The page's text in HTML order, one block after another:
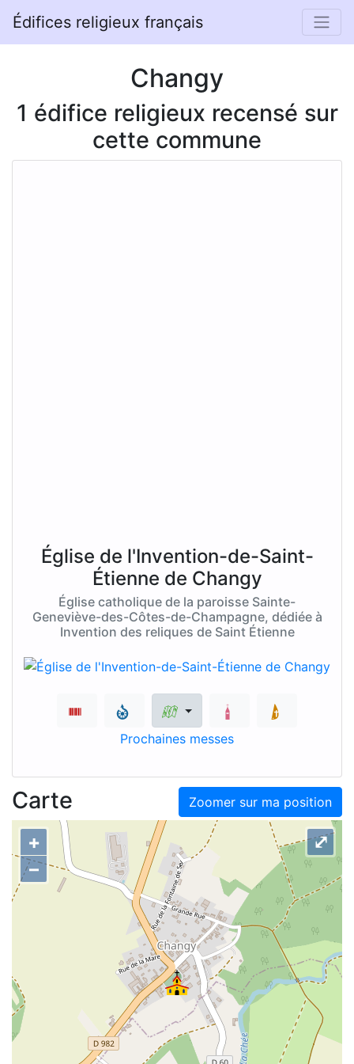
Édifices religieux français
Changy
1 édifice religieux recensé sur
cette commune
Église de l'Invention-de-Saint-
Étienne de Changy
Église catholique de la paroisse Sainte-
Geneviève-des-Côtes-de-Champagne, dédiée à
Invention des reliques de Saint Étienne
Prochaines messes
Zoomer sur ma position
Carte
+
–
⤢